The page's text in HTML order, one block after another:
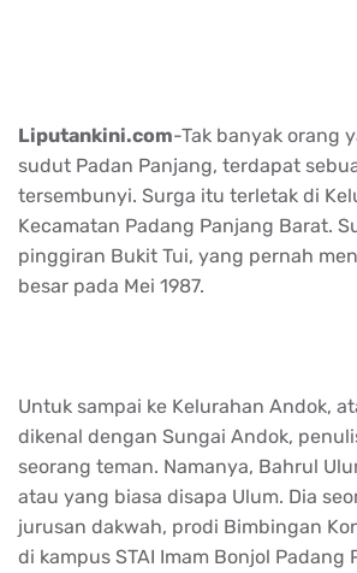
Liputankini.com-Tak banyak orang
sudut Padan Panjang, terdapat
tersembunyi. Surga itu terletak di
Kecamatan Padang Panjang Barat.
pinggiran Bukit Tui, yang pernah
besar pada Mei 1987.
Untuk sampai ke Kelurahan Andok,
dikenal dengan Sungai Andok,
seorang teman. Namanya, Bahrul
atau yang biasa disapa Ulum. Dia
jurusan dakwah, prodi Bimbingan
di kampus STAI Imam Bonjol Padang